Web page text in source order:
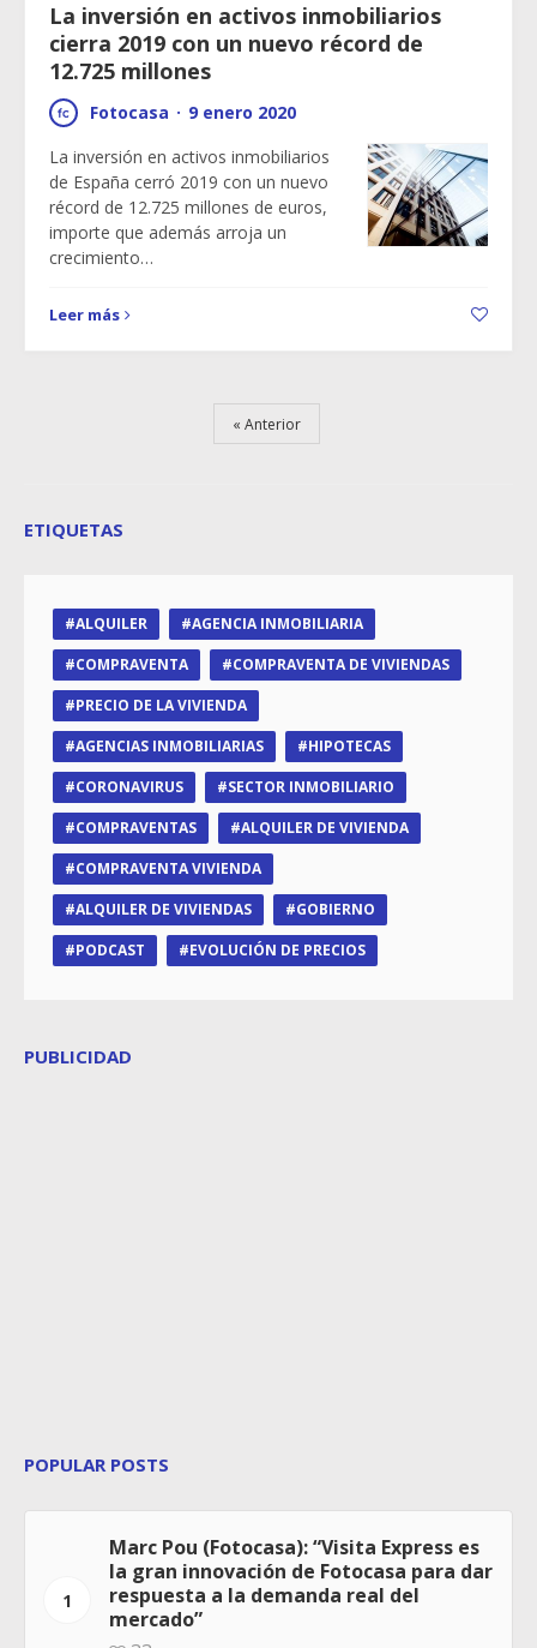
La inversión en activos inmobiliarios
cierra 2019 con un nuevo récord de
12.725 millones
Fotocasa · 9 enero 2020
La inversión en activos inmobiliarios
de España cerró 2019 con un nuevo
récord de 12.725 millones de euros,
importe que además arroja un
crecimiento…
Leer más
Anterior
ETIQUETAS
ALQUILER
AGENCIA INMOBILIARIA
COMPRAVENTA
COMPRAVENTA DE VIVIENDAS
PRECIO DE LA VIVIENDA
AGENCIAS INMOBILIARIAS
HIPOTECAS
CORONAVIRUS
SECTOR INMOBILIARIO
COMPRAVENTAS
ALQUILER DE VIVIENDA
COMPRAVENTA VIVIENDA
ALQUILER DE VIVIENDAS
GOBIERNO
PODCAST
EVOLUCIÓN DE PRECIOS
PUBLICIDAD
POPULAR POSTS
1
Marc Pou (Fotocasa): “Visita Express es
la gran innovación de Fotocasa para dar
respuesta a la demanda real del
mercado”